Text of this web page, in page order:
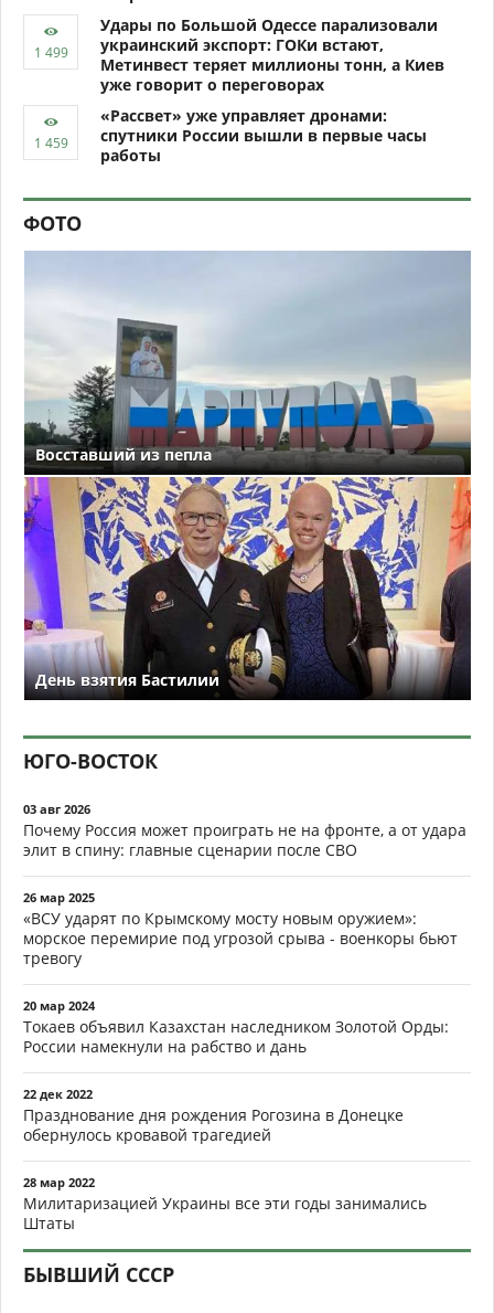
Удары по Большой Одессе парализовали
украинский экспорт: ГОКи встают,
Метинвест теряет миллионы тонн, а Киев
уже говорит о переговорах
«Рассвет» уже управляет дронами:
спутники России вышли в первые часы
работы
ФОТО
Восставший из пепла
День взятия Бастилии
ЮГО-ВОСТОК
03 авг 2026
Почему Россия может проиграть не на фронте, а от удара
элит в спину: главные сценарии после СВО
26 мар 2025
«ВСУ ударят по Крымскому мосту новым оружием»:
морское перемирие под угрозой срыва - военкоры бьют
тревогу
20 мар 2024
Токаев объявил Казахстан наследником Золотой Орды:
России намекнули на рабство и дань
22 дек 2022
Празднование дня рождения Рогозина в Донецке
обернулось кровавой трагедией
28 мар 2022
Милитаризацией Украины все эти годы занимались
Штаты
БЫВШИЙ СССР